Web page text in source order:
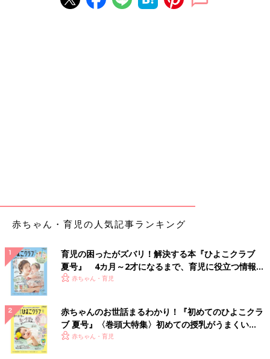
赤ちゃん・育児の人気記事ランキング
育児の困ったがズバリ！解決する本『ひよこクラブ
夏号』 4カ月～2才になるまで、育児に役立つ情報が
いっぱい！
赤ちゃん・育児
赤ちゃんのお世話まるわかり！『初めてのひよこクラ
ブ 夏号』〈巻頭大特集〉初めての授乳がうまくい
く！ おっぱい・ミルクの基本と夏のトラブル 解決テ
赤ちゃん・育児